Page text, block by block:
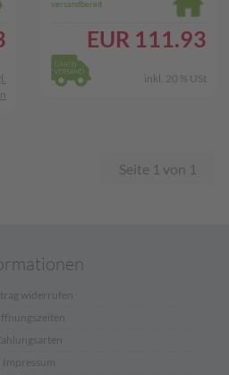
versandbereit
EUR 111.93
inkl. 20 % USt
Seite 1 von 1
widerrufen
Impressum